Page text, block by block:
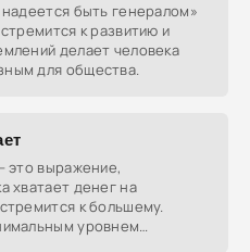
быть генералом»
к развитию и
делает человека
для общества.
это выражение,
хватает денег на
к большему.
уровнем